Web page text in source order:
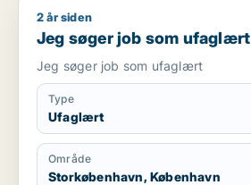
Jeg søger job som ufaglært
2 år siden
Jeg søger job som ufaglært
Jeg søger job som ufaglært
Type
Ufaglært
Område
Storkøbenhavn, København